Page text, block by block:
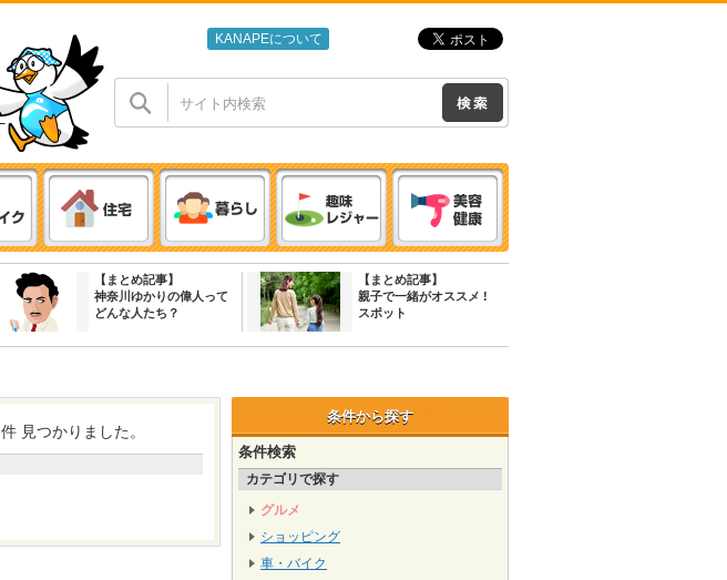
KANAPEについて
【まとめ記事】
神奈川ゆかりの偉人って
どんな人たち？
【まとめ記事】
親子で一緒がオススメ !
スポット
条件から探す
条件検索
カテゴリで探す
グルメ
ショッピング
車・バイク
件 見つかりました。